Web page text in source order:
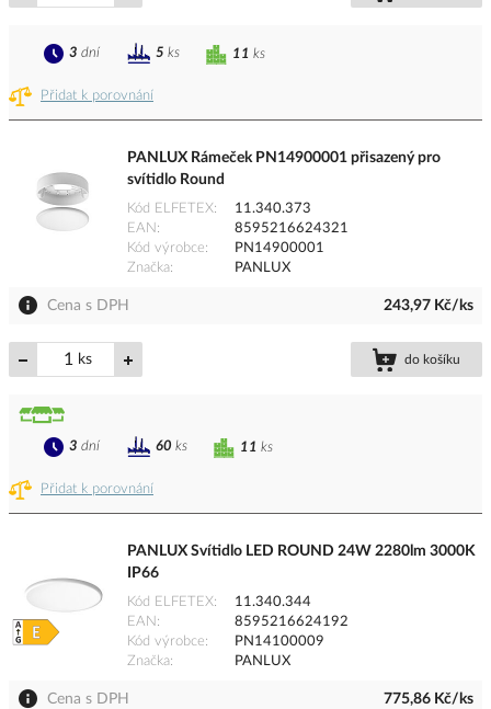
Přidat k porovnání
11 ks
3 dní 5 ks
PANLUX Rámeček PN14900001 přisazený pro
svítidlo Round
Kód ELFETEX
11.340.373
EAN
8595216624321
Kód výrobce
PN14900001
Značka
PANLUX
Cena s DPH 243,97 Kč/ks
ks do košíku
Přidat k porovnání
11 ks
3 dní 60 ks
PANLUX Svítidlo LED ROUND 24W 2280lm 3000K
IP66
Kód ELFETEX
11.340.344
EAN
8595216624192
Kód výrobce
PN14100009
Značka
PANLUX
Cena s DPH 775,86 Kč/ks